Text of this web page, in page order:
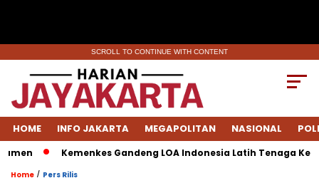
SCROLL TO CONTINUE WITH CONTENT
HOME INFO JAKARTA MEGAPOLITAN NASIONAL
Kemenkes Gandeng LOA Indonesia Latih Tenaga
Home / Pers Rilis